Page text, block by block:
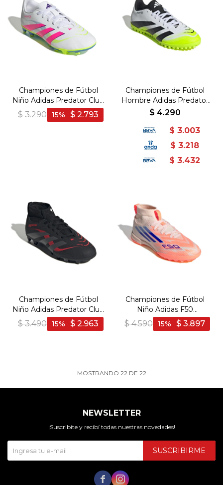
Championes de Fútbol
Niño Adidas Predator Club
FG/MG - Blanco-Rosado
$ 3.290 $ 2.793
15
Championes de Fútbol
Hombre Adidas Predator
Club TF - Blanco-Negro
$ 4.290
$ 3.003
$ 3.218
$ 3.432
Championes de Fútbol
Niño Adidas Predator Club
Sock - Negro-Gris
$ 3.490 $ 2.963
15
Championes de Fútbol
Niño Adidas F50
Sparkfusion League TF -
Naranja-Azul
$ 4.590 $ 3.897
15
MOSTRANDO 22DE 22
NEWSLETTER
¡Suscribite y recibí todas nuestras novedades!
SUSCRIBIRME
 